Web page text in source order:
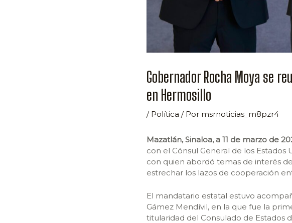
Gobernador Rocha Moya se
en Hermosillo
/ Política / Por msrnoticias_m8pzr4
Mazatlán, Sinaloa, a 11 de marzo de
con el Cónsul General de los
con quien abordó temas de interés
estrechar los lazos de cooperación
El mandatario estatal estuvo
Gámez Mendívil, en la que fue la
titularidad del Consulado de Estados